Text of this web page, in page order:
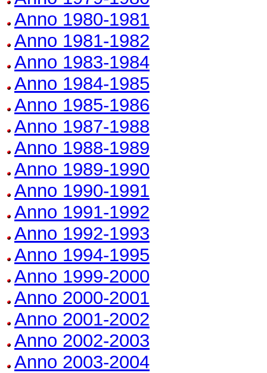
Anno 1980-1981
Anno 1981-1982
Anno 1983-1984
Anno 1984-1985
Anno 1985-1986
Anno 1987-1988
Anno 1988-1989
Anno 1989-1990
Anno 1990-1991
Anno 1991-1992
Anno 1992-1993
Anno 1994-1995
Anno 1999-2000
Anno 2000-2001
Anno 2001-2002
Anno 2002-2003
Anno 2003-2004